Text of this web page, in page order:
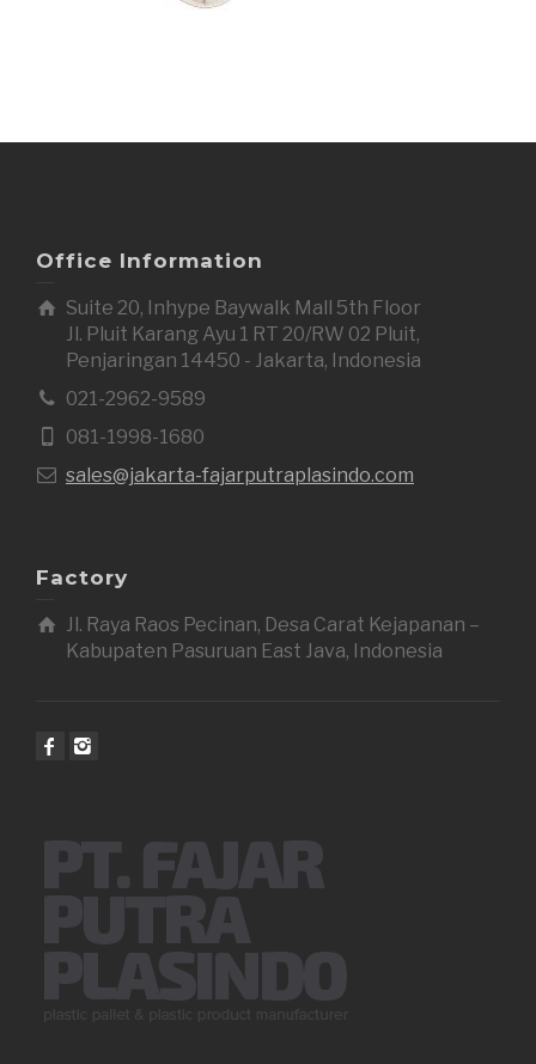
Office Information
Suite 20, Inhype Baywalk Mall 5th Floor
Jl. Pluit Karang Ayu 1 RT 20/RW 02 Pluit,
Penjaringan 14450 - Jakarta, Indonesia
021-2962-9589
081-1998-1680
sales@jakarta-fajarputraplasindo.com
Factory
Jl. Raya Raos Pecinan, Desa Carat Kejapanan –
Kabupaten Pasuruan East Java, Indonesia